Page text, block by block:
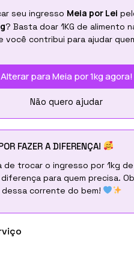
seu ingresso Meia por Lei
? Basta doar 1KG de alimento
você contribui para ajudar
Alterar para Meia por 1kg agora!
Não quero ajudar
FAZER A DIFERENÇA!
de trocar o ingresso por 1kg
para quem precisa.
corrente do bem!